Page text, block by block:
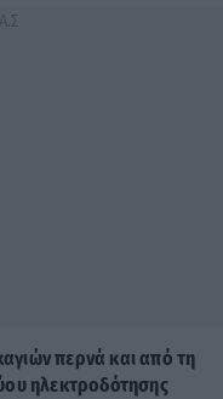
περνά και από τη
ηλεκτροδότησης